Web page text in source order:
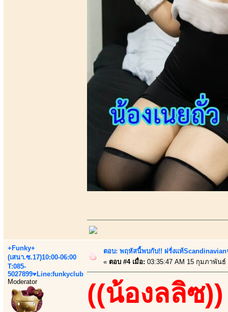
+Funky+
(เสนา.ซ.17)10:00-06:00
T:085-
5027899♥Line:funkyclub
Moderator
ตอบ: พฤหัสนี้พบกับ!! ฝรั่งแท้Scandinavian
« ตอบ #4 เมื่อ: 03:35:47 AM 15 กุมภาพันธ์
((น้องลลิซ))